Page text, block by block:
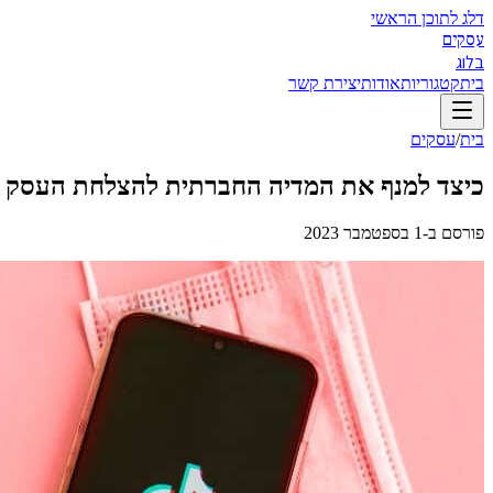
דלג לתוכן הראשי
עסקים
בלוג
ביתקטגוריותאודותיצירת קשר
בית/עסקים
כיצד למנף את המדיה החברתית להצלחת
פורסם ב-1 בספטמבר 2023